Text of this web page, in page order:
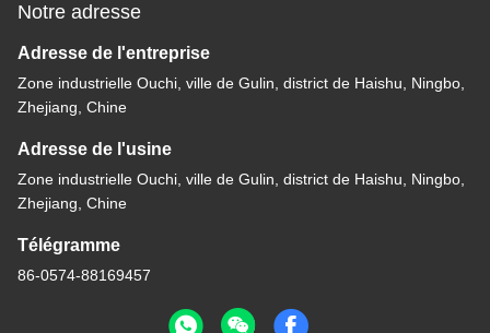
Notre adresse
Adresse de l'entreprise
Zone industrielle Ouchi, ville de Gulin, district de Haishu, Ningbo,
Zhejiang, Chine
Adresse de l'usine
Zone industrielle Ouchi, ville de Gulin, district de Haishu, Ningbo,
Zhejiang, Chine
Télégramme
86-0574-88169457